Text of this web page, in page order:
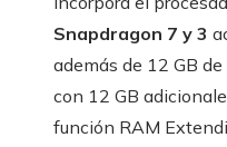
Snapdragon 7 y 3
además de 12 GB
con 12 GB
función RAM